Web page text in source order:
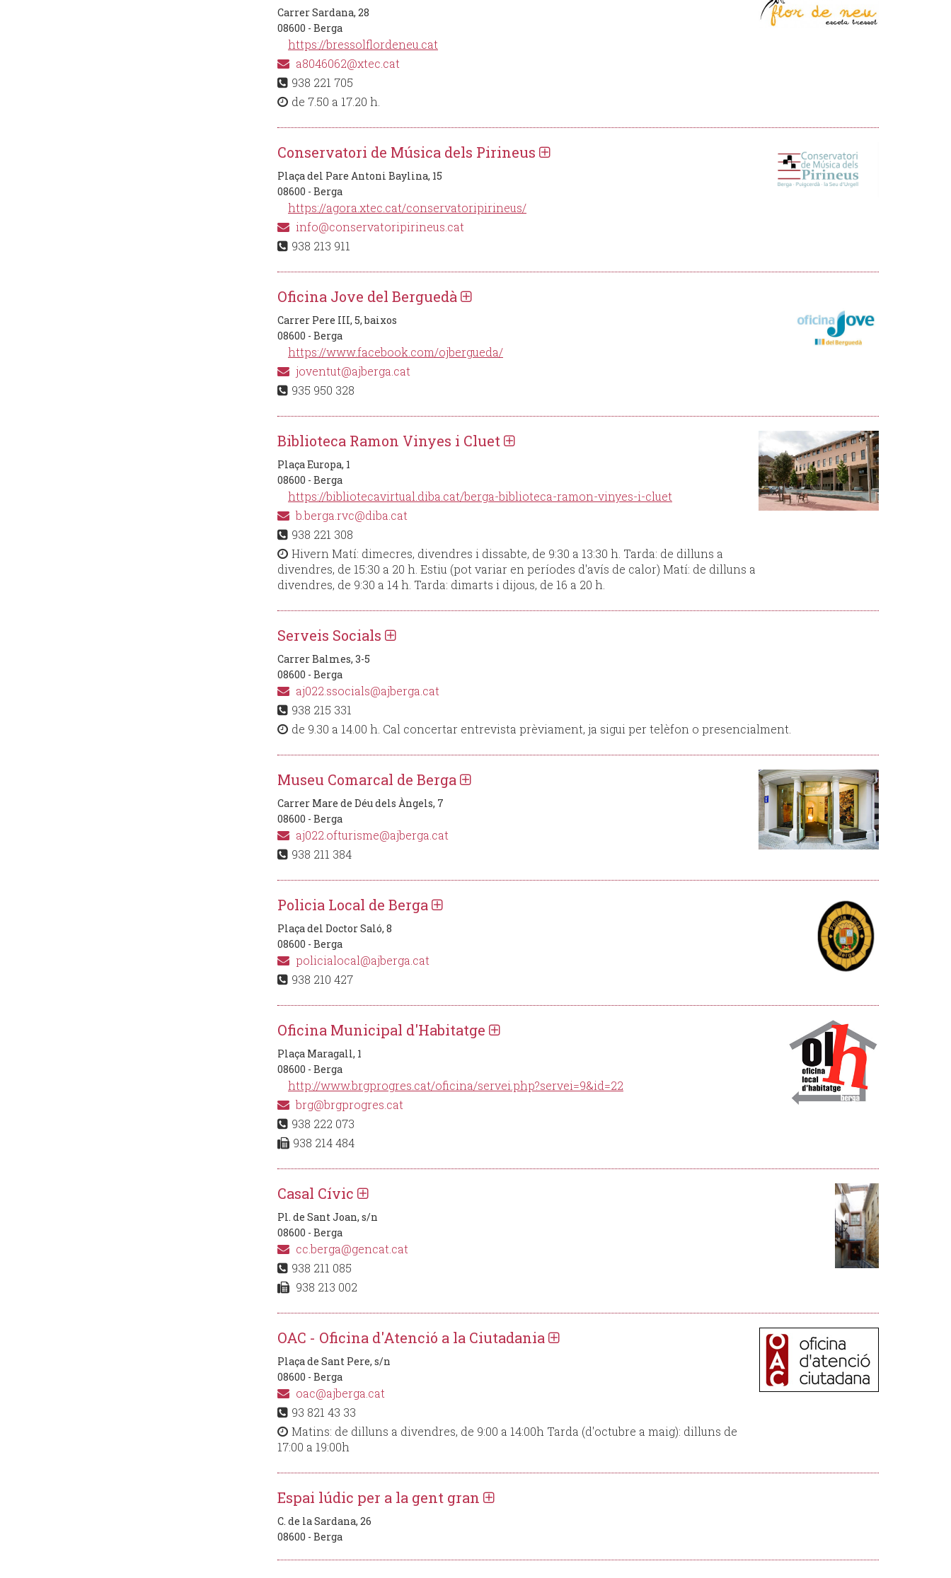
Carrer Sardana, 28
08600 - Berga
https://bressolflordeneu.cat
a8046062@xtec.cat
938 221 705
de 7.50 a 17.20 h.
Conservatori de Música dels Pirineus
Plaça del Pare Antoni Baylina, 15
08600 - Berga
https://agora.xtec.cat/conservatoripirineus/
info@conservatoripirineus.cat
938 213 911
Oficina Jove del Berguedà
Carrer Pere III, 5, baixos
08600 - Berga
https://www.facebook.com/ojbergueda/
joventut@ajberga.cat
935 950 328
Biblioteca Ramon Vinyes i Cluet
Plaça Europa, 1
08600 - Berga
https://bibliotecavirtual.diba.cat/berga-biblioteca-ramon-vinyes-i-cluet
b.berga.rvc@diba.cat
938 221 308
Hivern Matí: dimecres, divendres i dissabte, de 9:30 a 13:30 h. Tarda: de dilluns a
divendres, de 15:30 a 20 h. Estiu (pot variar en períodes d'avís de calor) Matí: de dilluns a
divendres, de 9:30 a 14 h. Tarda: dimarts i dijous, de 16 a 20 h.
Serveis Socials
Carrer Balmes, 3-5
08600 - Berga
aj022.ssocials@ajberga.cat
938 215 331
de 9.30 a 14.00 h. Cal concertar entrevista prèviament, ja sigui per telèfon o presencialment.
Museu Comarcal de Berga
Carrer Mare de Déu dels Àngels, 7
08600 - Berga
aj022.ofturisme@ajberga.cat
938 211 384
Policia Local de Berga
Plaça del Doctor Saló, 8
08600 - Berga
policialocal@ajberga.cat
938 210 427
Oficina Municipal d'Habitatge
Plaça Maragall, 1
08600 - Berga
http://www.brgprogres.cat/oficina/servei.php?servei=9&id=22
brg@brgprogres.cat
938 222 073
938 214 484
Casal Cívic
Pl. de Sant Joan, s/n
08600 - Berga
cc.berga@gencat.cat
938 211 085
938 213 002
OAC - Oficina d'Atenció a la Ciutadania
Plaça de Sant Pere, s/n
08600 - Berga
oac@ajberga.cat
93 821 43 33
Matins: de dilluns a divendres, de 9:00 a 14:00h Tarda (d'octubre a maig): dilluns de
17:00 a 19:00h
Espai lúdic per a la gent gran
C. de la Sardana, 26
08600 - Berga